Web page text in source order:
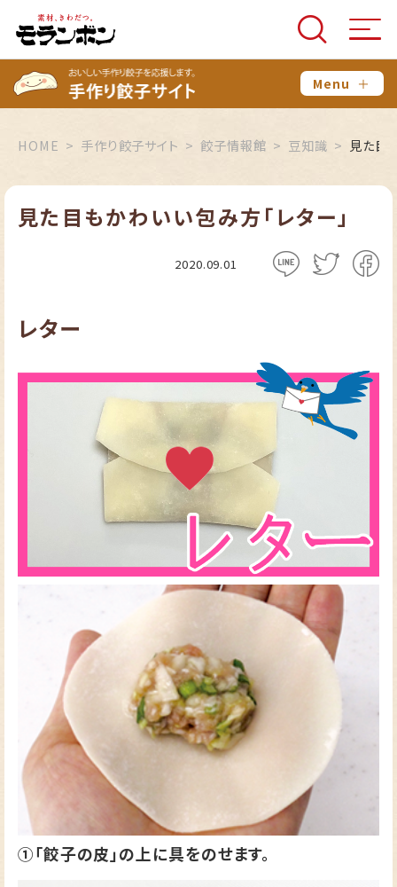
Menu ＋
HOME 手作り餃子サイト 餃子情報館 豆知識 見た目
見た目もかわいい包み方「レター」
2020.09.01
レター
①「餃子の皮」の上に具をのせます。